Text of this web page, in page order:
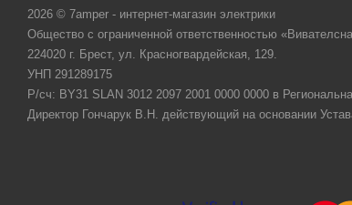
2026 © 7amper - интернет-магазин электрики
Общество с ограниченной ответственностью
224020 г. Брест, ул. Красногвардейская, 129.
УНП 291289175
Р/сч: BY31 SLAN 3012 2097 2001 0000 0000 в
Директор Гончарук В.Н. действующий на основании